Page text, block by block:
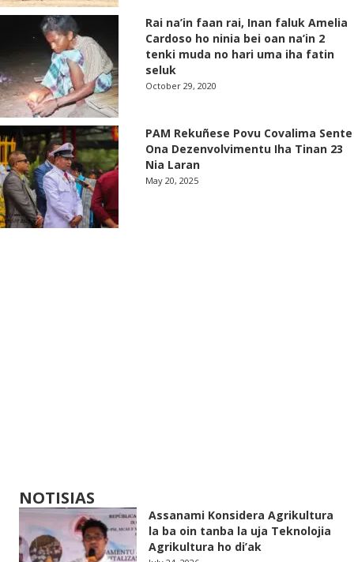
Rai na’in faan rai, Inan faluk Amelia
Cardoso ho ninia bei oan na’in 2
tenki muda no hari uma iha fatin
seluk
October 29, 2020
PAM Rekuñese Povu Covalima Sente
Ona Dezenvolvimentu Iha Tinan 23
Nia Laran
May 20, 2025
NOTISIAS
Assanami Konsidera Agrikultura
la ba oin tanba la uja Teknolojia
Agrikultura ho di’ak